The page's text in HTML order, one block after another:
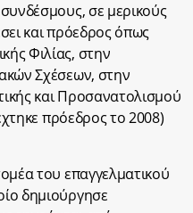
σε μερικούς
και πρόεδρος όπως
Φιλίας, στην
Σχέσεων, στην
και Προσανατολισμού
πρόεδρος το 2008)
του επαγγελματικού
δημιούργησε